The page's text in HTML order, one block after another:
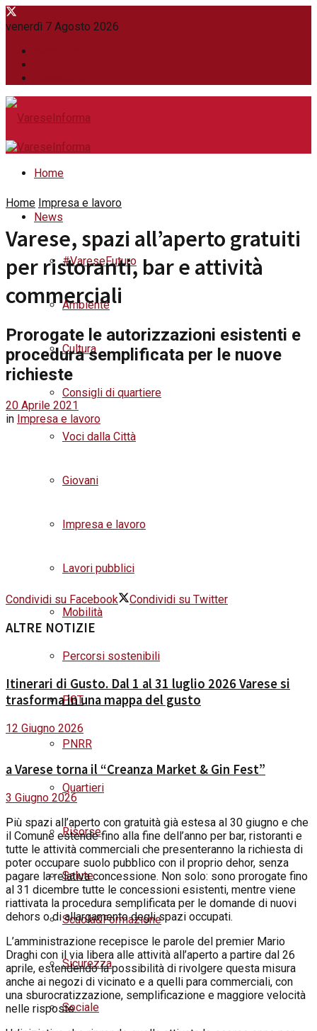
venerdì 7 Agosto 2026
Home
News
#VareseFuturo
Ambiente
Cultura
Consigli di quartiere
Voci dalla Città
Giovani
Impresa e lavoro
Lavori pubblici
Mobilità
Percorsi sostenibili
PGT
PNRR
Quartieri
Risorse
Salute
Scuola&Formazione
Sicurezza
Sociale
Home Impresa e lavoro
Varese, spazi all’aperto gratuiti
per ristoranti, bar e attività
commerciali
Prorogate le autorizzazioni esistenti e
procedura semplificata per le nuove
richieste
20 Aprile 2021
in Impresa e lavoro
Condividi su Facebook Condividi su Twitter
ALTRE NOTIZIE
Itinerari di Gusto. Dal 1 al 31 luglio 2026 Varese si
trasforma in una mappa del gusto
12 Giugno 2026
a Varese torna il “Creanza Market & Gin Fest”
3 Giugno 2026
Più spazi all’aperto con gratuità già estesa al 30 giugno e che
il Comune estende fino alla fine dell’anno per bar, ristoranti e
tutte le attività commerciali che presenteranno la richiesta di
poter occupare suolo pubblico con il proprio dehor, senza
pagare la relativa concessione. Non solo: sono prorogate fino
al 31 dicembre tutte le concessioni esistenti, mentre viene
riattivata la procedura semplificata per le domande di nuovi
dehors o di allargamento degli spazi occupati.
L’amministrazione recepisce le parole del premier Mario
Draghi con il via libera alle attività all’aperto a partire dal 26
aprile, estendendo la possibilità di rivolgere questa misura
anche ai negozi di vicinato e a quelli para commerciali, con
una sburocratizzazione, semplificazione e maggiore velocità
nelle risposte.